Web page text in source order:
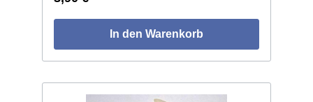
In den Warenkorb